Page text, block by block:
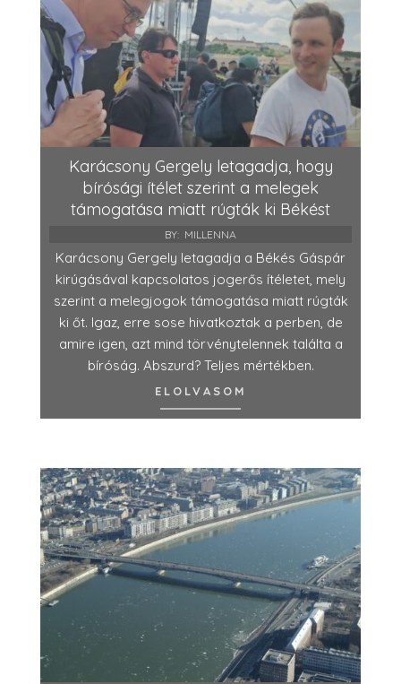
Karácsony Gergely letagadja, hogy
bírósági ítélet szerint a melegek
támogatása miatt rúgták ki Békést
BY: MILLENNA
Karácsony Gergely letagadja a Békés Gáspár
kirúgásával kapcsolatos jogerős ítéletet, mely
szerint a melegjogok támogatása miatt rúgták
ki őt. Igaz, erre sose hivatkoztak a perben, de
amire igen, azt mind törvénytelennek találta a
bíróság. Abszurd? Teljes mértékben.
ELOLVASOM